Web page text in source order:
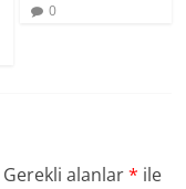
0
Gerekli alanlar* ile